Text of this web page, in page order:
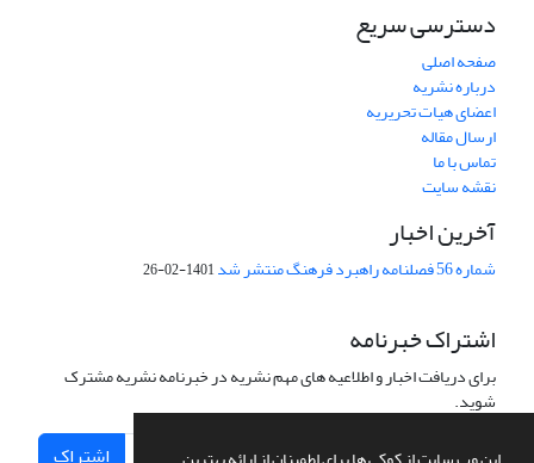
دسترسی سریع
صفحه اصلی
درباره نشریه
اعضای هیات تحریریه
ارسال مقاله
تماس با ما
نقشه سایت
آخرین اخبار
شماره 56 فصلنامه راهبرد فرهنگ منتشر شد 1401-02-26
اشتراک خبرنامه
برای دریافت اخبار و اطلاعیه های مهم نشریه در خبرنامه نشریه مشترک
شوید.